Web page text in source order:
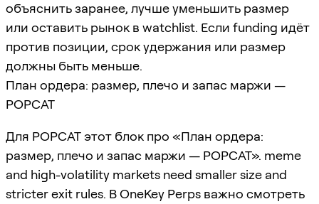
объяснить заранее, лучше уменьшить размер
или оставить рынок в watchlist. Если funding идёт
против позиции, срок удержания или размер
должны быть меньше.
План ордера: размер, плечо и запас маржи —
POPCAT
Для POPCAT этот блок про «План ордера:
размер, плечо и запас маржи — POPCAT». meme
and high-volatility markets need smaller size and
stricter exit rules. В OneKey Perps важно смотреть